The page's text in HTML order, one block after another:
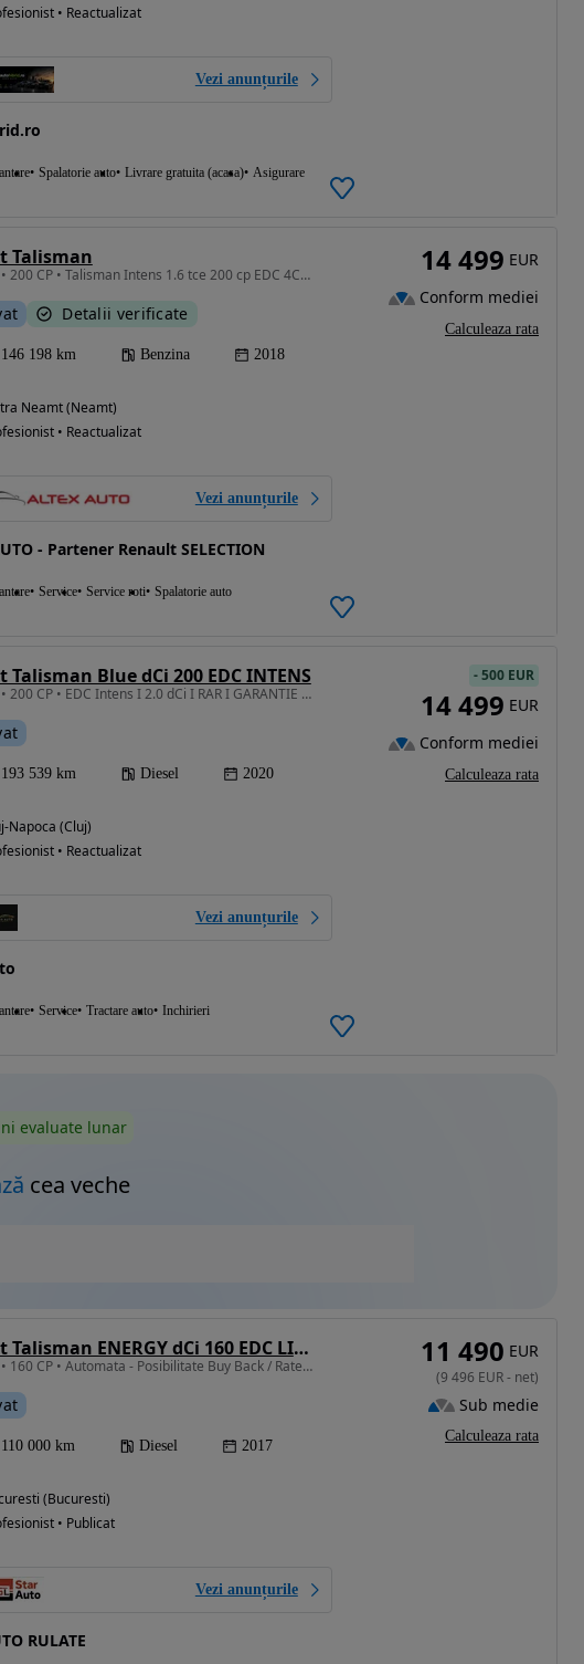
• Reactualizat
Vezi anunțurile
Spalatorie auto Livrare gratuita (acasa) Asigurare
Talisman
1618 cm3 • 200 CP • Talisman Intens 1.6 tce 200 cp EDC 4Control,unic proprietar,tva ded.
Detalii verificate
146 198 km Benzina 2018
Neamt (Neamt)
• Reactualizat
Vezi anunțurile
- Partener Renault SELECTION
Service Service roti Spalatorie auto
14 499 EUR
Conform mediei
Calculeaza rata
Talisman Blue dCi 200 EDC INTENS
1997 cm3 • 200 CP • EDC Intens I 2.0 dCi I RAR I GARANTIE I RATE I Revizie I Nr Rosii
193 539 km Diesel 2020
Napoca (Cluj)
• Reactualizat
Vezi anunțurile
Service Tractare auto Inchirieri
-500 EUR
14 499 EUR
Conform mediei
Calculeaza rata
evaluate lunar
cea veche
Renault Talisman ENERGY dCi 160 EDC LIMITED
1598 cm3 • 160 CP • Automata - Posibilitate Buy Back / Rate Avans 0% / Garantie 36 Luni
110 000 km Diesel 2017
(Bucuresti)
• Publicat
Vezi anunțurile
RULATE
11 490 EUR
(9 496 EUR- net)
Sub medie
Calculeaza rata